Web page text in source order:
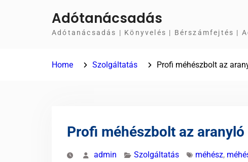
Adótanácsadás
Adótanácsadás | Könyvelés | Bérszámfejtés |
Home Szolgáltatás Profi méhészbolt az
Profi méhészbolt az
admin Szolgáltatás méhész,